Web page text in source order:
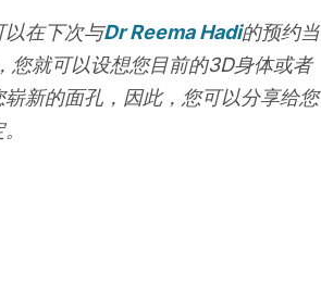
以在下次与Dr Reema Hadi的预约当
您就可以设想您目前的3D身体或者
新的面孔，因此，您可以分享给您